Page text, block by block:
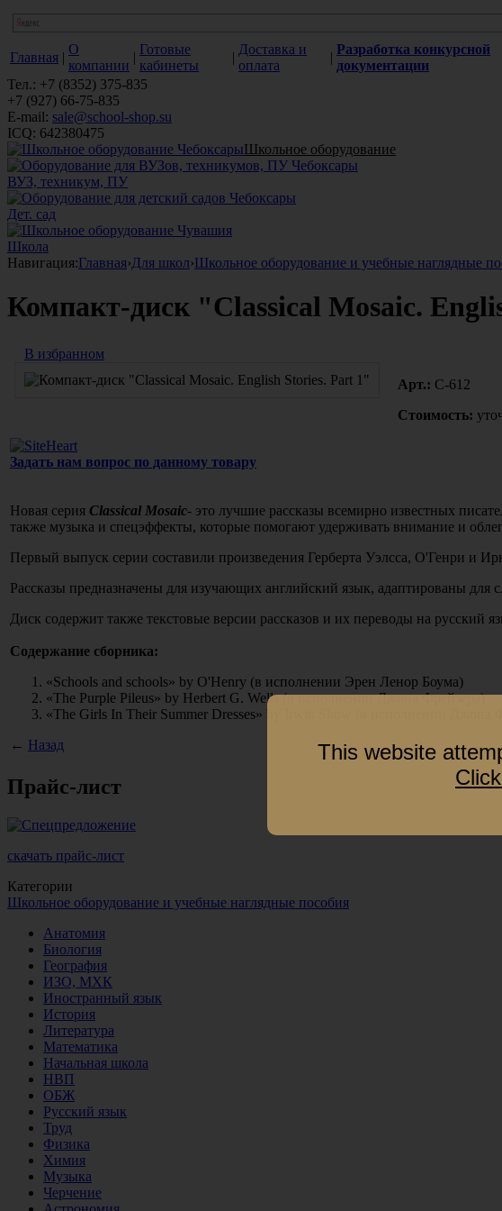
Главная |
О
компании
|
Готовые
кабинеты
|
Доставка и
оплата
|
Разработка конкурсной
документации
Тел.: +7 (8352) 375-835
+7 (927) 66-75-835
E-mail: sale@school-shop.su
ICQ: 642380475
Школьное оборудование
ВУЗ, техникум, ПУ
Дет. сад
Школа
Навигация:Главная›Для школ›Школьное оборудование и учебные наглядные
Компакт-диск "Classical Mosaic.
В избранном
Арт.: С-612
Стоимость:
Задать нам вопрос по данному товару
Новая серия Сlassical Mosaic- это лучшие рассказы всемирно известных
также музыка и спецэффекты, которые помогают удерживать внимание и
Первый выпуск серии составили произведения Герберта Уэлсса, О'Генри и
Рассказы предназначены для изучающих английский язык, адаптированы для
Диск содержит также текстовые версии рассказов и их переводы на русский
Содержание сборника:
«Schools and schools» by O'Henry (в исполнении Эрен Ленор Боума)
«The Purple Pileus» by Herbert G. Wells (в исполнении Джона Фрейзера)
«The Girls In Their Summer Dresses» by Irwin Show (в исполнении Джона
← Назад
Прайс-лист
скачать прайс-лист
Категории
Школьное оборудование и учебные наглядные пособия
Анатомия
Биология
География
ИЗО, МХК
Иностранный язык
История
Литература
Математика
Начальная школа
НВП
ОБЖ
Русский язык
Труд
Физика
Химия
Музыка
Черчение
This website